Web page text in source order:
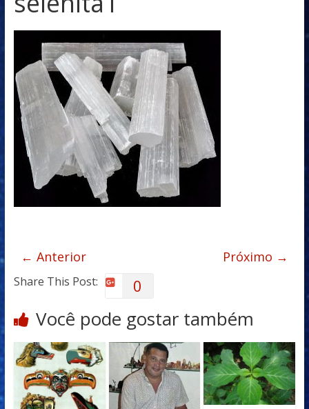
← Anterior Próximo →
Share This Post: 0
Você pode gostar também